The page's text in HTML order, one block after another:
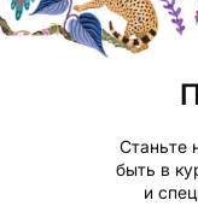
Станьте
быть в
и